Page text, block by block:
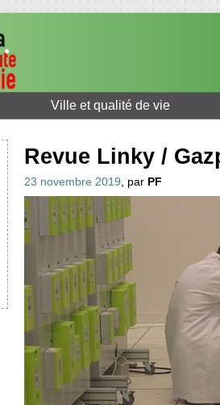
Ville et qualité de vie
Revue Linky /
23 novembre 2019, par PF